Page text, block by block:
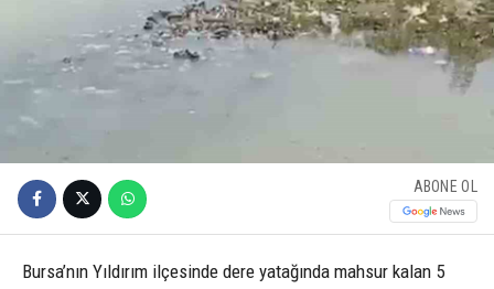
ABONE OL
Bursa’nın Yıldırım ilçesinde dere yatağında mahsur kalan 5